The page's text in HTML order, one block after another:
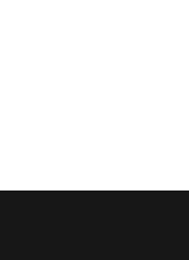
19: Ajut